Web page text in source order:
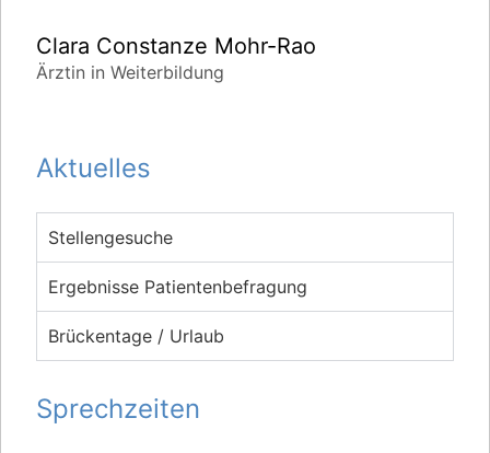
Clara Constanze Mohr-Rao
Ärztin in Weiterbildung
Aktuelles
Stellengesuche
Ergebnisse Patientenbefragung
Brückentage / Urlaub
Sprechzeiten